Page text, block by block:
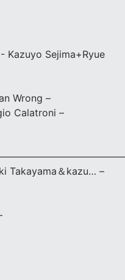
Kazuyo Sejima+Ryue
Wrong –
Calatroni –
Takayama＆kazu… –